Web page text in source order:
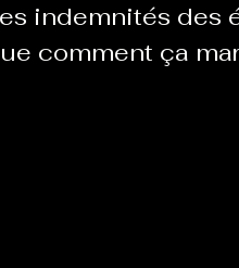
Sport Santé Les
indemnités des
comment ça